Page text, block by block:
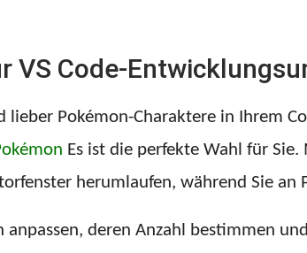
VS Code-
lieber Pokémon-Charaktere in Ihrem
Es ist die perfekte Wahl für
herumlaufen, während Sie an
anpassen, deren Anzahl bestimmen